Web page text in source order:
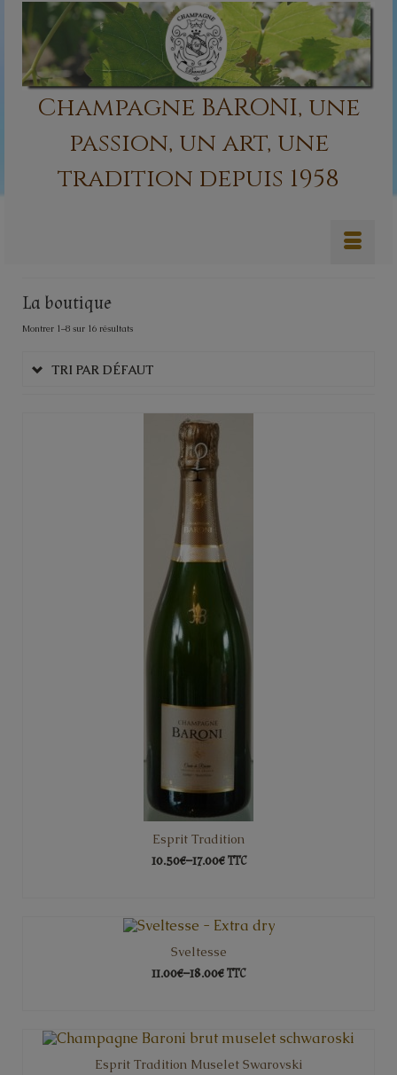
Champagne BARONI, une
passion, un art, une
tradition depuis 1958
La boutique
Montrer 1–8 sur 16 résultats
TRI PAR DÉFAUT
Esprit Tradition
10.50€–17.00€TTC
Sveltesse
11.00€–18.00€TTC
Esprit Tradition Muselet Swarovski